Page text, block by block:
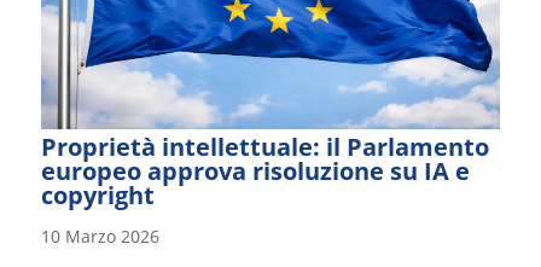
Proprietà intellettuale: il Parlamento
europeo approva risoluzione su IA e
copyright
10 Marzo 2026